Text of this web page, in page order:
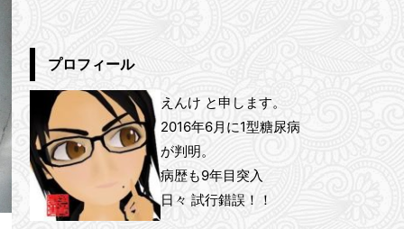
プロフィール
えんけ と申します。
2016年6月に1型糖尿病
が判明。
病歴も9年目突入
日々 試行錯誤！！